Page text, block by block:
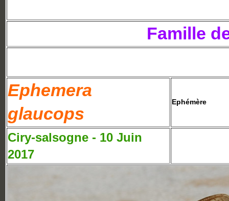
Famille
Ephemera
glaucops
Ephémère
Ciry-salsogne - 10 Juin
2017